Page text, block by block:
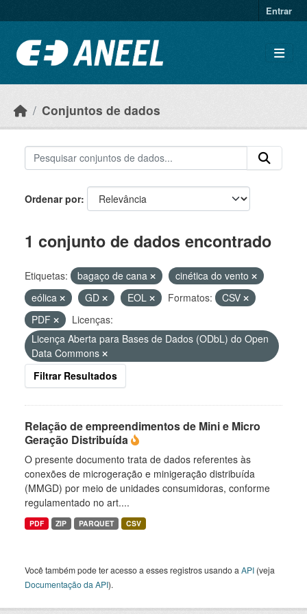
Entrar
Conjuntos de dados
Ordenar por
1 conjunto de dados encontrado
Etiquetas: bagaço de cana
cinética do vento
eólica
GD EOL Formatos:
CSV
PDF
Licenças:
Licença Aberta para Bases de Dados (ODbL) do Open
Data Commons
Filtrar Resultados
Relação de empreendimentos de Mini e Micro
Geração Distribuída
O presente documento trata de dados referentes às
conexões de microgeração e minigeração distribuída
(MMGD) por meio de unidades consumidoras, conforme
regulamentado no art....
PDF ZIP PARQUET CSV
Você também pode ter acesso a esses registros usando a API (veja
Documentação da API).